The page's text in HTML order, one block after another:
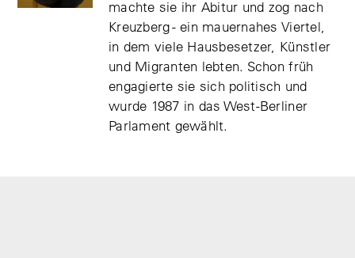
machte sie ihr Abitur und zog nach
Kreuzberg - ein mauernahes Viertel,
in dem viele Hausbesetzer, Künstler
und Migranten lebten. Schon früh
engagierte sie sich politisch und
wurde 1987 in das West-Berliner
Parlament gewählt.